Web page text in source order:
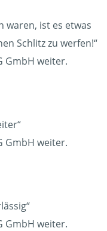
waren, ist es etwas
Schlitz zu werfen!“
GmbH weiter.
GmbH weiter.
GmbH weiter.